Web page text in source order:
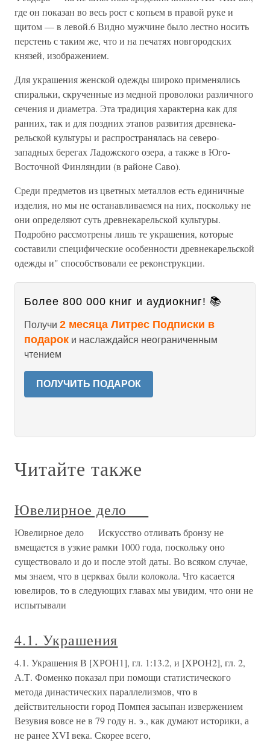
где он показан во весь рост с копьем в правой руке и
щитом — в левой.6 Видно мужчине было лестно носить
перстень с таким же, что и на печатях новгородских
князей, изображением.
Для украшения женской одежды широко применялись
спиральки, скрученные из медной проволоки различного
сечения и диаметра. Эта традиция характерна как для
ранних, так и для поздних этапов развития древнека-
рельской культуры и распространялась на северо-
западных берегах Ладожского озера, а также в Юго-
Восточной Финляндии (в районе Саво).
Среди предметов из цветных металлов есть единичные
изделия, но мы не останавливаемся на них, поскольку не
они определяют суть древнекарельской культуры.
Подробно рассмотрены лишь те украшения, которые
составили специфические особенности древнекарельской
одежды и" способствовали ее реконструкции.
Более 800 000 книг и аудиокниг! 📚
Получи 2 месяца Литрес Подписки в
подарок и наслаждайся неограниченным
чтением
ПОЛУЧИТЬ ПОДАРОК
Читайте также
Ювелирное дело
Ювелирное дело Искусство отливать бронзу не
вмещается в узкие рамки 1000 года, поскольку оно
существовало и до и после этой даты. Во всяком случае,
мы знаем, что в церквах были колокола. Что касается
ювелиров, то в следующих главах мы увидим, что они не
испытывали
4.1. Украшения
4.1. Украшения В [ХРОН1], гл. 1:13.2, и [ХРОН2], гл. 2,
А.Т. Фоменко показал при помощи статистического
метода династических параллелизмов, что в
действительности город Помпея засыпан извержением
Везувия вовсе не в 79 году н. э., как думают историки, а
не ранее XVI века. Скорее всего,